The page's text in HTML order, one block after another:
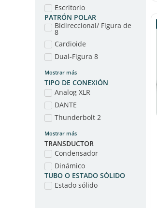
Escritorio
PATRÓN POLAR
Bidireccional/ Figura de
8
Cardioide
Dual-Figura 8
Mostrar más
TIPO DE CONEXIÓN
Analog XLR
DANTE
Thunderbolt 2
Mostrar más
TRANSDUCTOR
Condensador
Dinámico
TUBO O ESTADO SÓLIDO
Estado sólido